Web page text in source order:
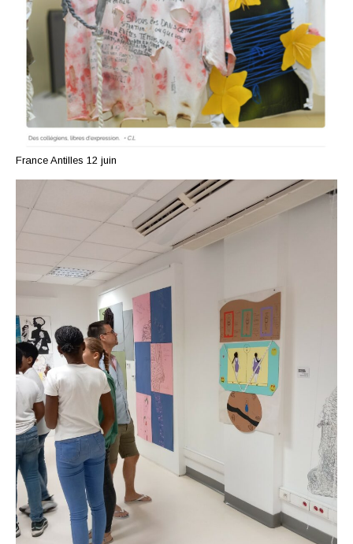
France Antilles 12 juin